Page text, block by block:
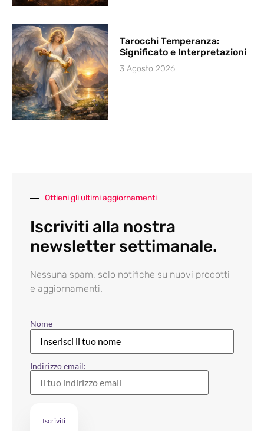
Tarocchi Temperanza:
Significato e Interpretazioni
3 Agosto 2026
Ottieni gli ultimi aggiornamenti
Iscriviti alla nostra
newsletter settimanale.
Nessuna spam, solo notifiche su nuovi prodotti
e aggiornamenti.
Nome
Indirizzo email: